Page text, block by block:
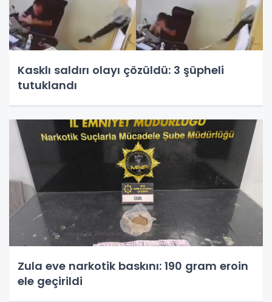
Kasklı saldırı olayı çözüldü: 3 şüpheli
tutuklandı
Zula eve narkotik baskını: 190 gram eroin
ele geçirildi